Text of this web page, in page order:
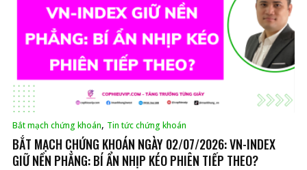
Bắt mạch chứng khoán, Tin tức chứng khoán
BẮT MẠCH CHỨNG KHOÁN NGÀY 02/07/2026: VN-INDEX
GIỮ NỀN PHẲNG: BÍ ẨN NHỊP KÉO PHIÊN TIẾP THEO?